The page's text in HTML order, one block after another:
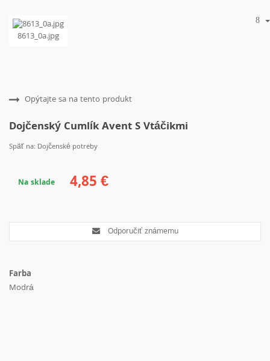
8613_0a.jpg
Opýtajte sa na tento produkt
Dojčenský Cumlík Avent S Vtáčikmi
Späť na: Dojčenské potreby
Na sklade 4,85 €
Odporučiť známemu
Farba
Modrá